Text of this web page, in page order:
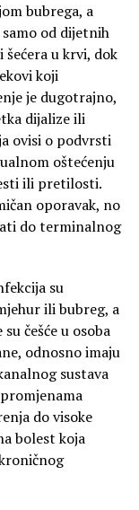
bubrega, a
od dijetnih
u krvi, dok
koji
je dugotrajno,
dijalize ili
ovisi o podvrsti
oštećenju
ili pretilosti.
oporavak, no
do terminalnog
su
ili bubreg, a
češće u osoba
odnosno imaju
sustava
do visoke
bolest koja